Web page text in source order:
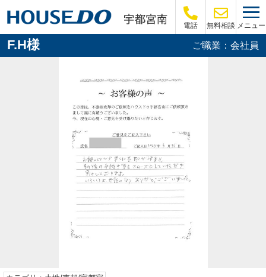
電話 無料相談 メニュー
F.H様 ご職業：会社員